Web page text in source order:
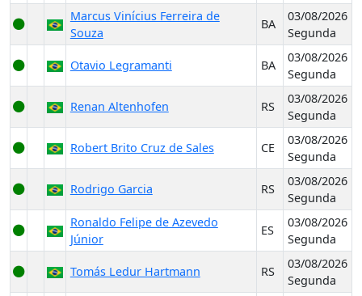
Marcus Vinícius Ferreira de
Souza
BA
03/08/2026
Segunda
Otavio Legramanti BA
03/08/2026
Segunda
Renan Altenhofen RS
03/08/2026
Segunda
Robert Brito Cruz de Sales CE
03/08/2026
Segunda
Rodrigo Garcia RS
03/08/2026
Segunda
Ronaldo Felipe de Azevedo
Júnior
ES
03/08/2026
Segunda
Tomás Ledur Hartmann RS
03/08/2026
Segunda